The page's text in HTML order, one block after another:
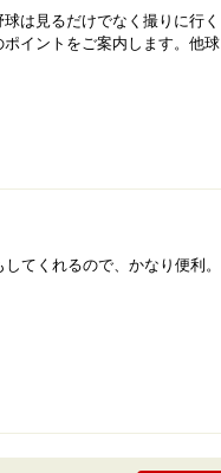
は見るだけでなく撮りに行く
イントをご案内します。他球
てくれるので、かなり便利。